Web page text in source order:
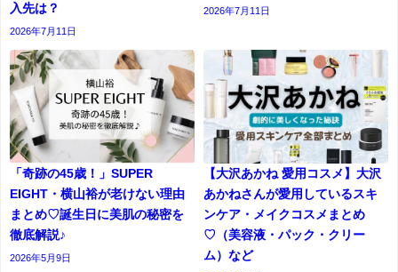
入先は？
2026年7月11日
2026年7月11日
「奇跡の45歳！」SUPER
EIGHT・横山裕が老けない理由
まとめ♡誕生日に美肌の秘密を
徹底解説♪
2026年5月9日
【大沢あかね 愛用コスメ】大沢
あかねさんが愛用しているスキ
ンケア・メイクコスメまとめ
♡（美容液・パック・クリー
ム）など